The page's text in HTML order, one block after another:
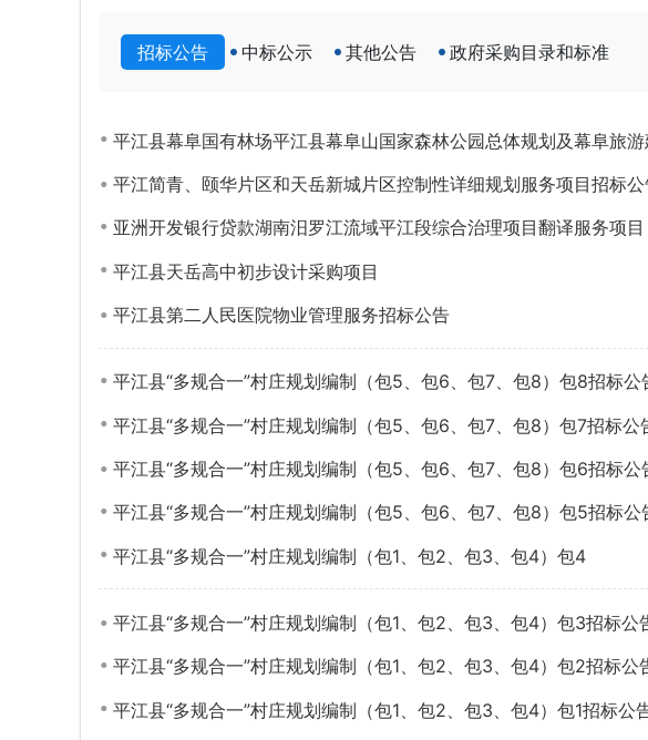
招标公告 中标公示 其他公告 政府采购目录和标准
平江县幕阜国有林场平江县幕阜山国家森林公园总体规划及幕阜旅
平江简青、颐华片区和天岳新城片区控制性详细规划服务项目招标
亚洲开发银行贷款湖南汨罗江流域平江段综合治理项目翻译服务项目
平江县天岳高中初步设计采购项目
平江县第二人民医院物业管理服务招标公告
平江县“多规合一”村庄规划编制（包5、包6、包7、包8）包8招标公
平江县“多规合一”村庄规划编制（包5、包6、包7、包8）包7招标公
平江县“多规合一”村庄规划编制（包5、包6、包7、包8）包6招标公
平江县“多规合一”村庄规划编制（包5、包6、包7、包8）包5招标公
平江县“多规合一”村庄规划编制（包1、包2、包3、包4）包4
平江县“多规合一”村庄规划编制（包1、包2、包3、包4）包3招标公
平江县“多规合一”村庄规划编制（包1、包2、包3、包4）包2招标公
平江县“多规合一”村庄规划编制（包1、包2、包3、包4）包1招标公